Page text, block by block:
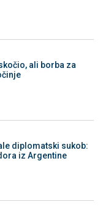
ali borba za
diplomatski sukob:
iz Argentine